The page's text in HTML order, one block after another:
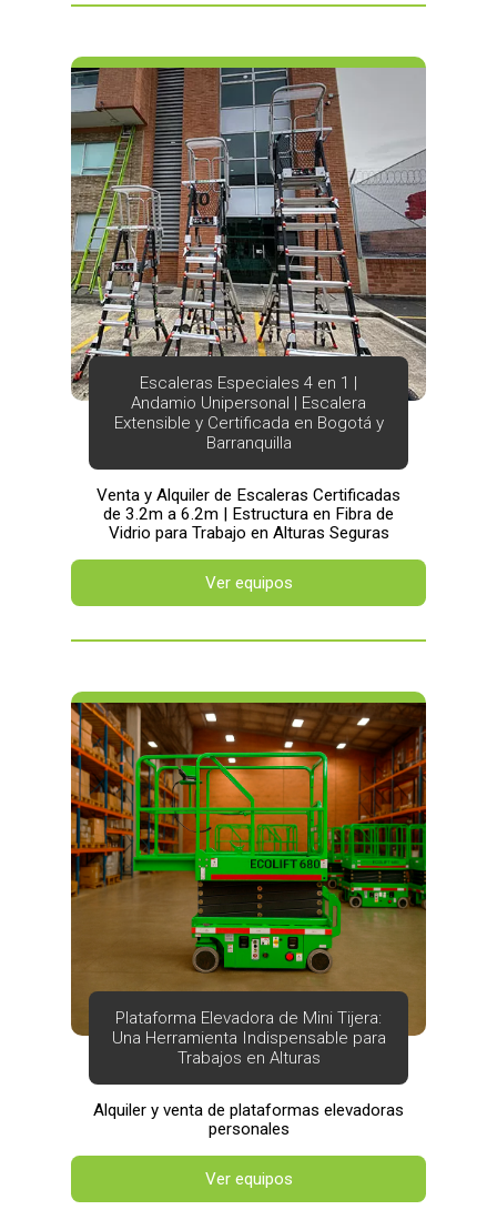
Escaleras Especiales 4 en 1 |
Andamio Unipersonal | Escalera
Extensible y Certificada en Bogotá y
Barranquilla
Venta y Alquiler de Escaleras Certificadas
de 3.2m a 6.2m | Estructura en Fibra de
Vidrio para Trabajo en Alturas Seguras
Ver equipos
Plataforma Elevadora de Mini Tijera:
Una Herramienta Indispensable para
Trabajos en Alturas
Alquiler y venta de plataformas elevadoras
personales
Ver equipos